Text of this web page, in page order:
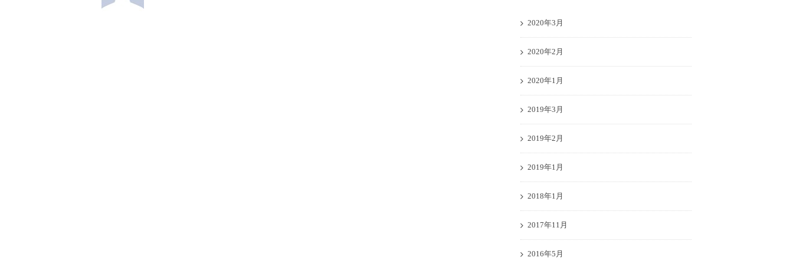
2020年3月
2020年2月
2020年1月
2019年3月
2019年2月
2019年1月
2018年1月
2017年11月
2016年5月